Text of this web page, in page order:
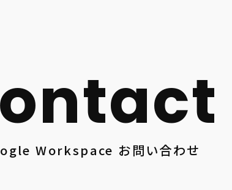
Workspace お問い合わせ